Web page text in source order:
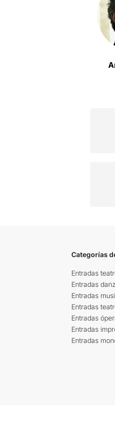
Categorías
Entradas
Entradas
Entradas
Entradas
Entradas
Entradas
Entradas